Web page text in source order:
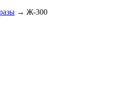
→ Ж-300